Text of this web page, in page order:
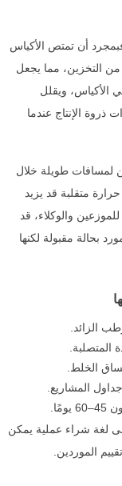
أن تمتص الأكياس
قد تتصلب خلال 2–8 أسابيع من التخزين، مما يجعل
الأكياس، ويقلل
ذروة الإنتاج عندما
لمسافات طويلة خلال
متقلبة قد يزيد
والوكلاء، قد
بحالة مقبولة لكنها
الزائد.
المتصلبة.
الخلط.
المشاريع.
لغة شراء عملية يمكن
الموردين.